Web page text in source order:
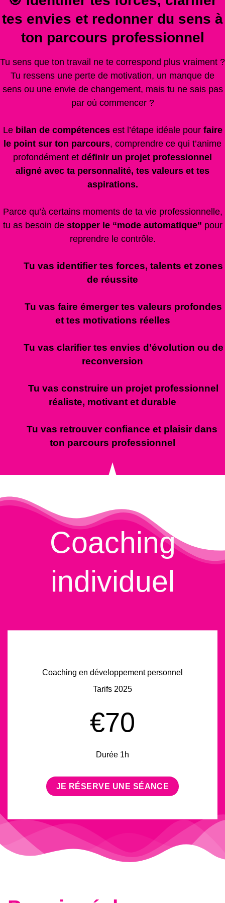
tes envies et redonner du sens à
ton parcours professionnel
Tu sens que ton travail ne te correspond plus vraiment ?
Tu ressens une perte de motivation, un manque de
sens ou une envie de changement, mais tu ne sais pas
par où commencer ?
Le bilan de compétencesest l’étape idéale pour faire
le point sur ton parcours, comprendre ce qui t’anime
profondément et définir un projet professionnel
aligné avec ta personnalité, tes valeurs et tes
aspirations.
Parce qu’à certains moments de ta vie professionnelle,
tu as besoin de stopper le “mode automatique” pour
reprendre le contrôle.
Tu vas identifier tes forces, talents et zones
de réussite
Tu vas faire émerger tes valeurs profondes
et tes motivations réelles
Tu vas clarifier tes envies d’évolution ou de
reconversion
Tu vas construire un projet professionnel
réaliste, motivant et durable
Tu vas retrouver confiance et plaisir dans
ton parcours professionnel
Coaching
individuel
Coaching en développement personnel
Tarifs 2025
€70
Durée 1h
JE RÉSERVE UNE SÉANCE